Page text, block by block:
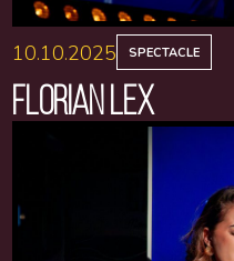
10.10.2025 SPECTACLE
FLORIAN LEX